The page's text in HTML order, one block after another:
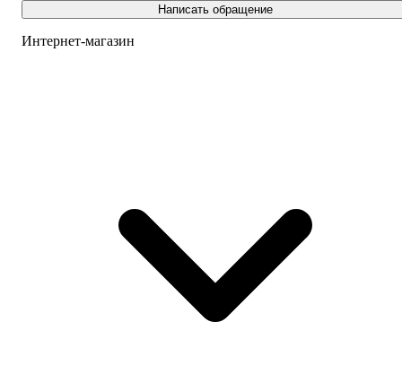
Написать обращение
Интернет-магазин